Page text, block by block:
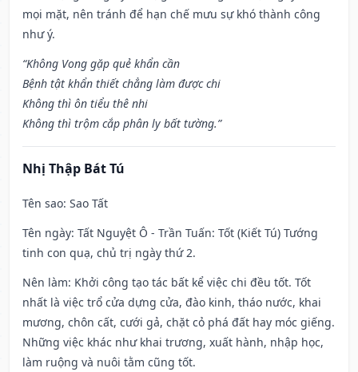
mọi mặt, nên tránh để hạn chế mưu sự khó thành công
như ý.
“Không Vong gặp quẻ khẩn cần
Bệnh tật khẩn thiết chẳng làm được chi
Không thì ôn tiểu thê nhi
Không thì trộm cắp phân ly bất tường.”
Nhị Thập Bát Tú
Tên sao: Sao Tất
Tên ngày: Tất Nguyệt Ô - Trần Tuấn: Tốt (Kiết Tú) Tướng
tinh con quạ, chủ trị ngày thứ 2.
Nên làm: Khởi công tạo tác bất kể việc chi đều tốt. Tốt
nhất là việc trổ cửa dựng cửa, đào kinh, tháo nước, khai
mương, chôn cất, cưới gả, chặt cỏ phá đất hay móc giếng.
Những việc khác như khai trương, xuất hành, nhập học,
làm ruộng và nuôi tằm cũng tốt.